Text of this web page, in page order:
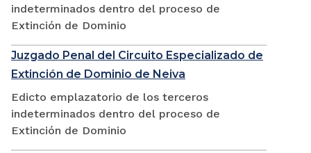
indeterminados dentro del proceso de
Extinción de Dominio
Juzgado Penal del Circuito Especializado de
Extinción de Dominio de Neiva
Edicto emplazatorio de los terceros
indeterminados dentro del proceso de
Extinción de Dominio